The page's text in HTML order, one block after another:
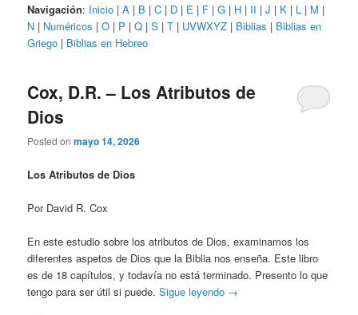
Navigación: Inicio |A | B |C | D | E | F |G | H | II |J | K | L | M |
N | Numéricos |O | P |Q |S |T | UVWXYZ | Biblias | Biblias en
Griego | Biblias en Hebreo
Cox, D.R. – Los Atributos de
Dios
Posted onmayo 14, 2026
Los Atributos de Dios
Por David R. Cox
En este estudio sobre los atributos de Dios, examinamos los
diferentes aspetos de Dios que la Biblia nos enseña. Este libro
es de 18 capítulos, y todavía no está terminado. Presento lo que
tengo para ser útil si puede.Sigue leyendo →